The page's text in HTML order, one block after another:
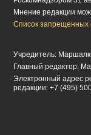
Мнение редакции
Список запрещенных
Учредитель:
Главный редактор:
Электронный адрес
редакции: +7 (495)